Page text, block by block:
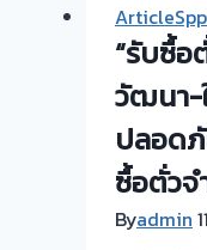
“รับซื้อ
วัฒนา-
ปลอด
ซื้อตั่วจ
Byadmin